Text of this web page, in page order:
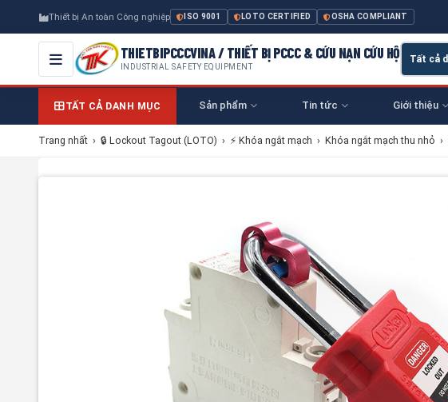
Thiết bị An toàn Công nghiệp ISO 9001 LOTO CERTIFIED OSHA COMPLIANT
THIETBIPCCCVINA / THIẾT BỊ PCCC & CỨU NẠN CỨU HỘ
INDUSTRIAL SAFETY EQUIPMENT
TẤT CẢ DANH MỤC Sản phẩm Tin tức Giới thiệu
Trang nhất › 🔒 Lockout Tagout (LOTO) › ⚡ Khóa ngắt mạch › Khóa ngắt mạch thu nhỏ ›